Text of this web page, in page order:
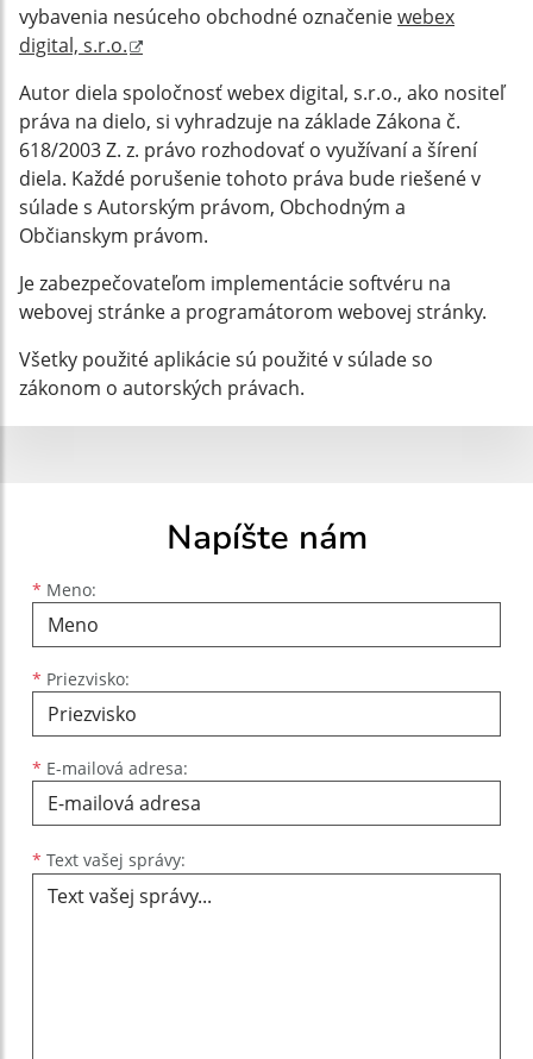
vybavenia nesúceho obchodné označeniewebex
digital, s.r.o.
Autor diela spoločnosť webex digital, s.r.o., ako nositeľ
práva na dielo, si vyhradzuje na základe Zákona č.
618/2003 Z. z. právo rozhodovať o využívaní a šírení
diela. Každé porušenie tohoto práva bude riešené v
súlade s Autorským právom, Obchodným a
Občianskym právom.
Je zabezpečovateľom implementácie softvéru na
webovej stránke a programátorom webovej stránky.
Všetky použité aplikácie sú použité v súlade so
zákonom o autorských právach.
Napíšte nám
* Meno:
Meno
* Priezvisko:
Priezvisko
* E-mailová adresa:
E-mailová adresa
* Text vašej správy: